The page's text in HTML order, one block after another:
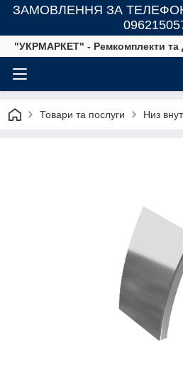
ЗАМОВЛЕННЯ ЗА
"УКРМАРКЕТ" - Ремкомплекти та
Товари та послуги Низ